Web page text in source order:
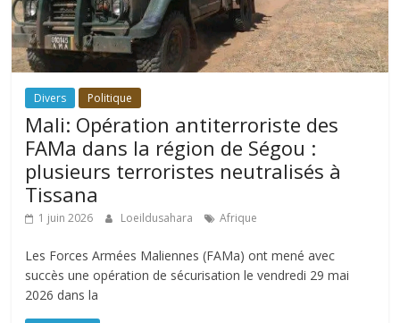
Divers Politique
Mali: Opération antiterroriste des
FAMa dans la région de Ségou :
plusieurs terroristes neutralisés à
Tissana
1 juin 2026 Loeildusahara Afrique
Les Forces Armées Maliennes (FAMa) ont mené avec
succès une opération de sécurisation le vendredi 29 mai
2026 dans la